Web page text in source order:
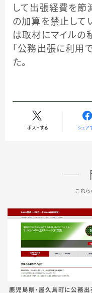
して出張経費を節
の加算を禁止して
は取材にマイルの
「公務出張に利用
た。
ポストする シェア
これ
鹿児島県・屋久島町に公務出